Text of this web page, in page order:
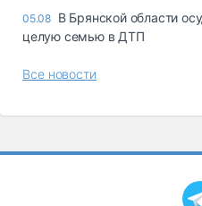
05.08 В Брянской области
целую семью в ДТП
Все новости